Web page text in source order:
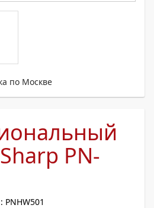
по Москве
PN-
PNHW501